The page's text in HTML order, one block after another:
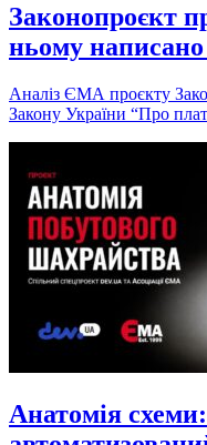
Законопроєкт
ньому написано
Аналіз ЄМА проєкту
Закону України “Про
Анатомія